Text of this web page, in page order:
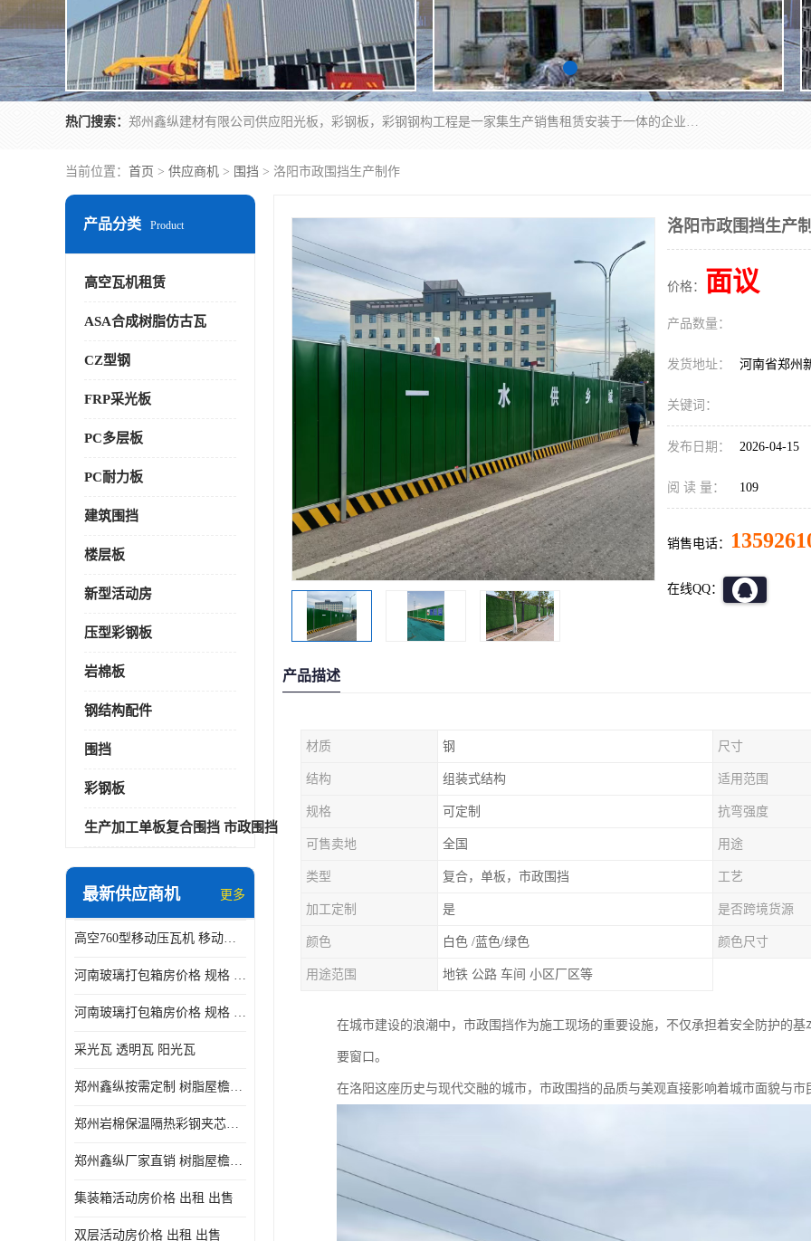
热门搜索： 郑州鑫纵建材有限公司供应阳光板，彩钢板，彩钢钢构工程是一家集生产销售租赁安装于一体的企业，主要生产PC采光板，耐力板，仿古琉璃采光板，岩棉板、彩钢压型板、镀锌压型板、桁架楼承板，C、Z型钢檩条、围挡板、轻钢结构，阳光温室大棚等新型建材产品。公司旗下有多台移动式高空压瓦机租赁，承接全国各地业务，专业对外租赁各种型号压瓦机。
当前位置： 首页 > 供应商机 > 围挡 > 洛阳市政围挡生产制作
产品分类 Product
高空瓦机租赁
ASA合成树脂仿古瓦
CZ型钢
FRP采光板
PC多层板
PC耐力板
建筑围挡
楼层板
新型活动房
压型彩钢板
岩棉板
钢结构配件
围挡
彩钢板
生产加工单板复合围挡 市政围挡
最新供应商机 更多
高空760型移动压瓦机 移动升降制瓦设备租赁选郑州鑫纵
河南玻璃打包箱房价格 规格 鑫纵建材按需定制
河南玻璃打包箱房价格 规格 鑫纵建材批发
采光瓦 透明瓦 阳光瓦
郑州鑫纵按需定制 树脂屋檐装饰塑料琉璃瓦片 中式仿古瓦的特点 价格
郑州岩棉保温隔热彩钢夹芯板 郑州鑫纵支持定做
郑州鑫纵厂家直销 树脂屋檐装饰塑料琉璃瓦片 中式仿古瓦的特点 价格
集装箱活动房价格 出租 出售
双层活动房价格 出租 出售
洛阳市政围挡生产
价格： 面议
产品数量：
发货地址： 河南省郑州
关键词：
发布日期： 2026-04-15
阅 读 量： 109
销售电话：
在线QQ：
产品描述
材质 钢 尺寸
结构 组装式结构 适用范围
规格 可定制 抗弯强度
可售卖地 全国 用途
类型 复合，单板，市政围挡 工艺
加工定制 是 是否跨境货源
颜色 白色 /蓝色/绿色 颜色尺寸
用途范围 地铁 公路 车间 小区厂区等
在城市建设的浪潮中，市政围挡作为施工现场的重要设施，不仅承担着安全防护的
要窗口。
在洛阳这座历史与现代交融的城市，市政围挡的品质与美观直接影响着城市面貌与市